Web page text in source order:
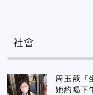
社會
周玉蔻「
她約喝下